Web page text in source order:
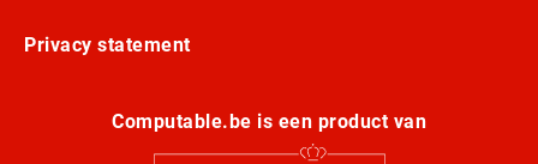
Privacy statement
Computable.be is een product van